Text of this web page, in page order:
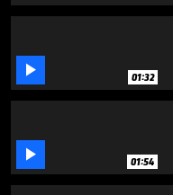
 01:32
 01:54